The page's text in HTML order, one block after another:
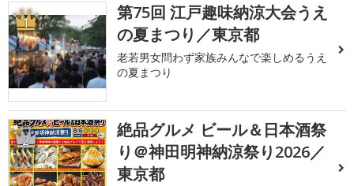
1
第75回 江戸趣味納涼大会うえ
の夏まつり／東京都
老若男女問わず家族みんなで楽しめるうえ
の夏まつり
2
絶品グルメ ビール＆日本酒祭
り＠神田明神納涼祭り2026／
東京都